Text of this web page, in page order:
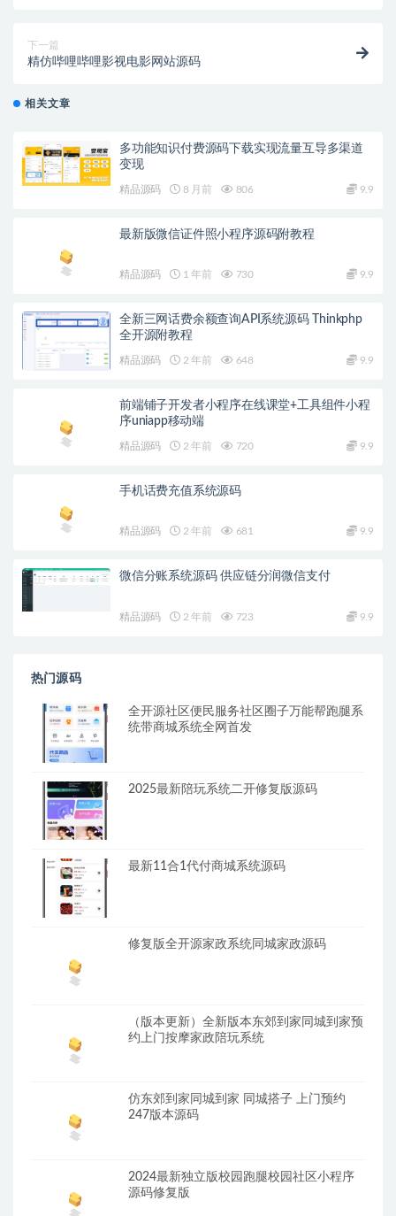
下一篇
精仿哔哩哔哩影视电影网站源码
相关文章
多功能知识付费源码下载实现流量互导多渠道
变现
精品源码 8 月前 806 9.9
最新版微信证件照小程序源码附教程
精品源码 1 年前 730 9.9
全新三网话费余额查询API系统源码 Thinkphp
全开源附教程
精品源码 2 年前 648 9.9
前端铺子开发者小程序在线课堂+工具组件小程
序uniapp移动端
精品源码 2 年前 720 9.9
手机话费充值系统源码
精品源码 2 年前 681 9.9
微信分账系统源码 供应链分润微信支付
精品源码 2 年前 723 9.9
热门源码
全开源社区便民服务社区圈子万能帮跑腿系
统带商城系统全网首发
2025最新陪玩系统二开修复版源码
最新11合1代付商城系统源码
修复版全开源家政系统同城家政源码
（版本更新）全新版本东郊到家同城到家预
约上门按摩家政陪玩系统
仿东郊到家同城到家 同城搭子 上门预约
247版本源码
2024最新独立版校园跑腿校园社区小程序
源码修复版